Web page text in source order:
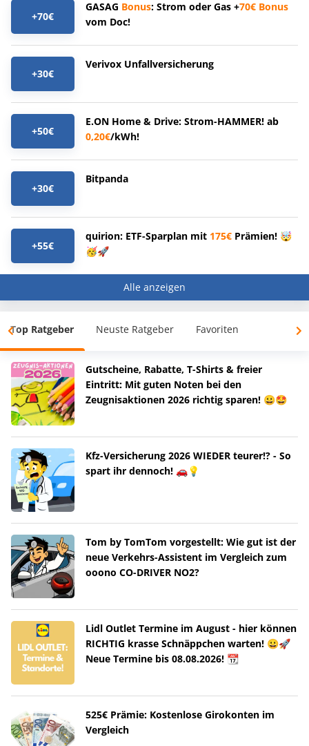
+70€
GASAG Bonus: Strom oder Gas +70€ Bonus
vom Doc!
+30€
Verivox Unfallversicherung
+50€
E.ON Home & Drive: Strom-HAMMER! ab
0,20€/kWh!
+30€
Bitpanda
+55€
quirion: ETF-Sparplan mit 175€ Prämien! 🤯
🥳🚀
Alle anzeigen
Top Ratgeber Neuste Ratgeber Favoriten
Gutscheine, Rabatte, T-Shirts & freier
Eintritt: Mit guten Noten bei den
Zeugnisaktionen 2026 richtig sparen! 😀🤩
Kfz-Versicherung 2026 WIEDER teurer!? - So
spart ihr dennoch! 🚗💡
Tom by TomTom vorgestellt: Wie gut ist der
neue Verkehrs-Assistent im Vergleich zum
ooono CO-DRIVER NO2?
Lidl Outlet Termine im August - hier können
RICHTIG krasse Schnäppchen warten! 😀🚀
Neue Termine bis 08.08.2026! 📆
525€ Prämie: Kostenlose Girokonten im
Vergleich